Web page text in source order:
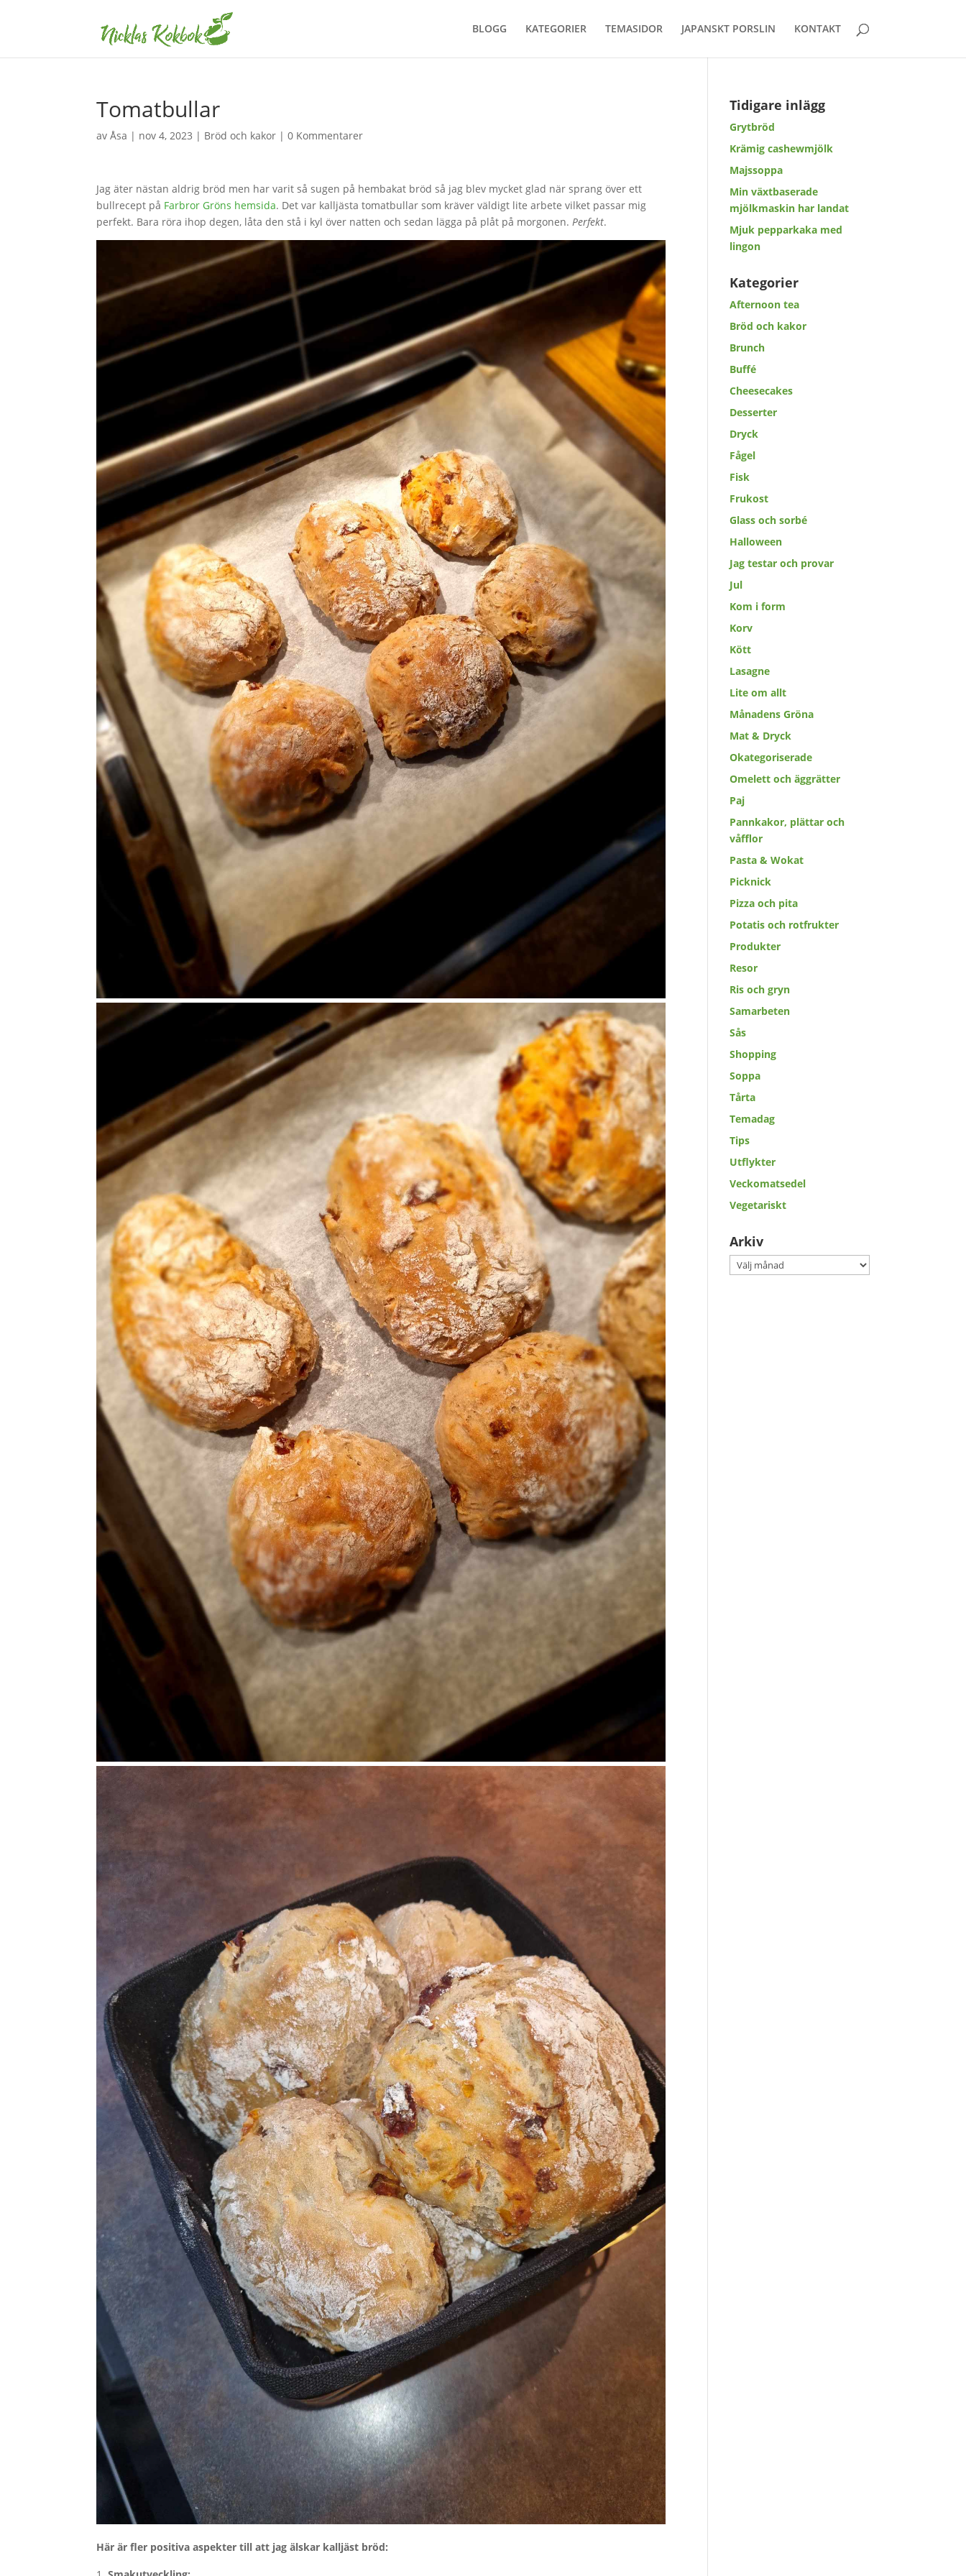
BLOGG KATEGORIER TEMASIDOR JAPANSKT PORSLIN KONTAKT
Tomatbullar
avÅsa | nov 4, 2023 | Bröd och kakor |0 Kommentarer
Jag äter nästan aldrig bröd men har varit så sugen på hembakat bröd så jag blev mycket glad när sprang över ett
bullrecept på Farbror Gröns hemsida. Det var kalljästa tomatbullar som kräver väldigt lite arbete vilket passar mig
perfekt. Bara röra ihop degen, låta den stå i kyl över natten och sedan lägga på plåt på morgonen.Perfekt.
Här är fler positiva aspekter till att jag älskar kalljäst bröd:
Tidigare inlägg
Grytbröd
Krämig cashewmjölk
Majssoppa
Min växtbaserade
mjölkmaskin har landat
Mjuk pepparkaka med
lingon
Kategorier
Afternoon tea
Bröd och kakor
Brunch
Buffé
Cheesecakes
Desserter
Dryck
Fågel
Fisk
Frukost
Glass och sorbé
Halloween
Jag testar och provar
Jul
Kom i form
Korv
Kött
Lasagne
Lite om allt
Månadens Gröna
Mat & Dryck
Okategoriserade
Omelett och äggrätter
Paj
Pannkakor, plättar och
våfflor
Pasta & Wokat
Picknick
Pizza och pita
Potatis och rotfrukter
Produkter
Resor
Ris och gryn
Samarbeten
Sås
Shopping
Soppa
Tårta
Temadag
Tips
Utflykter
Veckomatsedel
Vegetariskt
Arkiv
Arkiv